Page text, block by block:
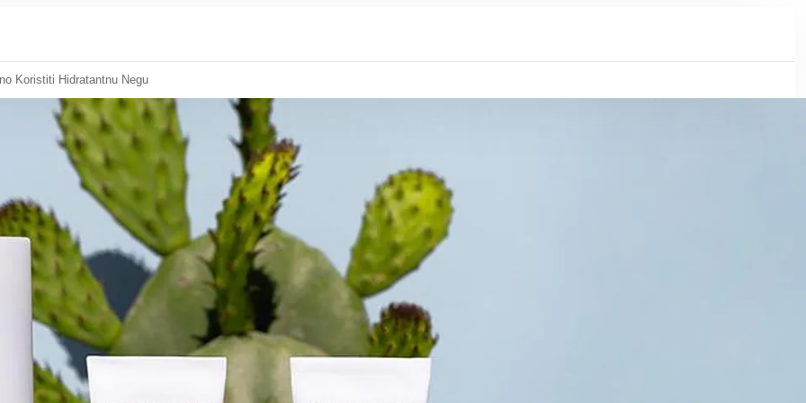
Koristiti Hidratantnu Negu